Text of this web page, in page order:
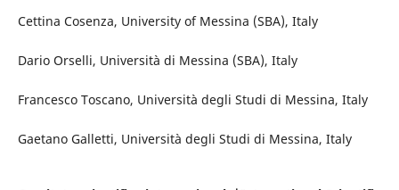
Cettina Cosenza, University of Messina (SBA), Italy
Dario Orselli, Università di Messina (SBA), Italy
Francesco Toscano, Università degli Studi di Messina, Italy
Gaetano Galletti, Università degli Studi di Messina, Italy